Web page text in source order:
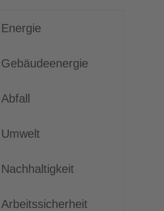
Energie
Gebäudeenergie
Abfall
Umwelt
Nachhaltigkeit
Arbeitssicherheit